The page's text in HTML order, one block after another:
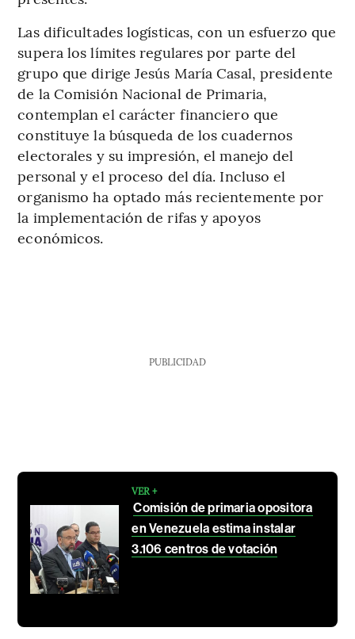
Las dificultades logísticas, con un esfuerzo que
supera los límites regulares por parte del
grupo que dirige Jesús María Casal, presidente
de la Comisión Nacional de Primaria,
contemplan el carácter financiero que
constituye la búsqueda de los cuadernos
electorales y su impresión, el manejo del
personal y el proceso del día. Incluso el
organismo ha optado más recientemente por
la implementación de rifas y apoyos
económicos.
PUBLICIDAD
VER +
Comisión de primaria opositora
en Venezuela estima instalar
3.106 centros de votación